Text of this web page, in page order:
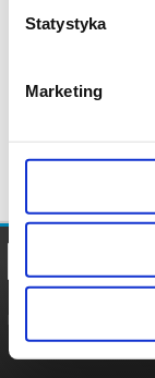
Statystyka
Marketing